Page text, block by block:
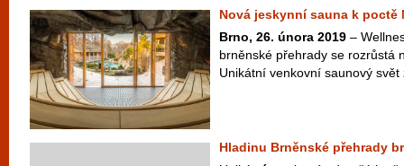
Nová jeskynní sauna k poctě
Brno, 26. února 2019 –
brněnské přehrady se rozrůstá
Unikátní venkovní saunový svět
Hladinu Brněnské přehrady